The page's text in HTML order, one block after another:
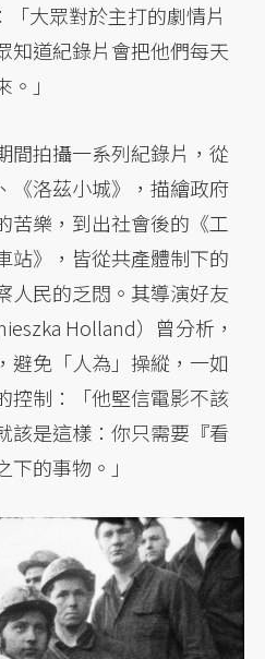
大眾對於主打的劇情片
知道紀錄片會把他們每天
」
間拍攝一系列紀錄片，從
《洛茲小城》，描繪政府
苦樂，到出社會後的《工
站》，皆從共產體制下的
人民的乏悶。其導演好友
Holland）曾分析，
避免「人為」操縱，一如
控制：「他堅信電影不該
該是這樣：你只需要『看
的事物。」